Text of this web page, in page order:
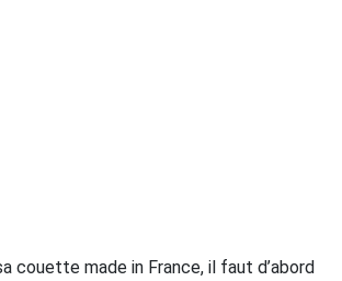
couette made in France, il faut d’abord